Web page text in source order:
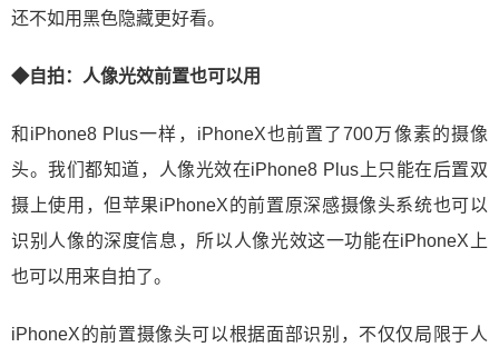
还不如用黑色隐藏更好看。
◆自拍：人像光效前置也可以用
和iPhone8 Plus一样，iPhoneX也前置了700万像素的摄像
头。我们都知道，人像光效在iPhone8 Plus上只能在后置双
摄上使用，但苹果iPhoneX的前置原深感摄像头系统也可以
识别人像的深度信息，所以人像光效这一功能在iPhoneX上
也可以用来自拍了。
iPhoneX的前置摄像头可以根据面部识别，不仅仅局限于人